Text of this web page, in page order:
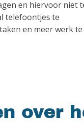
en hiervoor niet
telefoontjes te
en meer werk te
over